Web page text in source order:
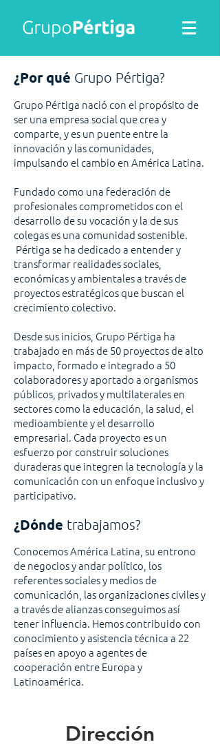
¿Por qué Grupo Pértiga?
Grupo Pértiga nació con el propósito de
ser una empresa social que crea y
comparte, y es un puente entre la
innovación y las comunidades,
impulsando el cambio en América Latina.
Fundado como una federación de
profesionales comprometidos con el
desarrollo de su vocación y la de sus
colegas es una comunidad sostenible.
Pértiga se ha dedicado a entender y
transformar realidades sociales,
económicas y ambientales a través de
proyectos estratégicos que buscan el
crecimiento colectivo.
Desde sus inicios, Grupo Pértiga ha
trabajado en más de 50 proyectos de alto
impacto, formado e integrado a 50
colaboradores y aportado a organismos
públicos, privados y multilaterales en
sectores como la educación, la salud, el
medioambiente y el desarrollo
empresarial. Cada proyecto es un
esfuerzo por construir soluciones
duraderas que integren la tecnología y la
comunicación con un enfoque inclusivo y
participativo.
¿Dónde trabajamos?
Conocemos América Latina, su entrono
de negocios y andar político, los
referentes sociales y medios de
comunicación, las organizaciones civiles y
a través de alianzas conseguimos así
tener influencia. Hemos contribuido con
conocimiento y asistencia técnica a 22
países en apoyo a agentes de
cooperación entre Europa y
Latinoamérica.
Dirección